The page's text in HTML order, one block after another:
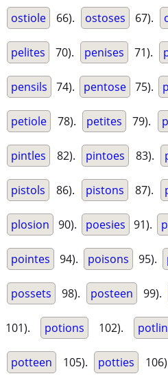
ostiole 66). ostoses 67).
pelites 70). penises 71).
pensils 74). pentose 75).
petiole 78). petites 79).
pintles 82). pintoes 83).
pistols 86). pistons 87).
plosion 90). poesies 91).
pointes 94). poisons 95).
possets 98). posteen 99).
101). potions 102).
potteen 105). potties